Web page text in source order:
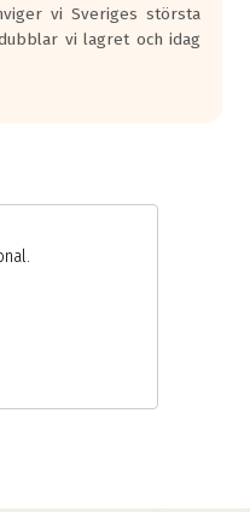
vi Sveriges största
vi lagret och idag